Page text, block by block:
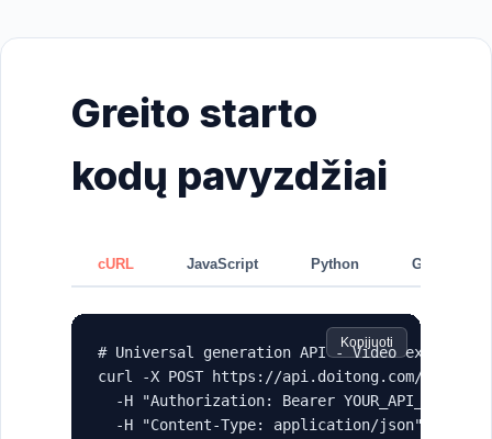
Greito starto
kodų pavyzdžiai
cURL JavaScript Python GraphQL
Kopijuoti
# Universal generation API - Video example
curl -X POST https://api.doitong.com/
  -H "Authorization: Bearer YOUR_API_KEY" \
  -H "Content-Type: application/json" \